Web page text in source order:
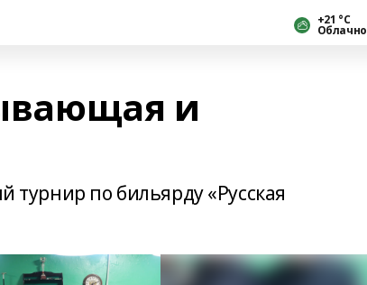
+21 °С
Облачно
и
по бильярду «Русская